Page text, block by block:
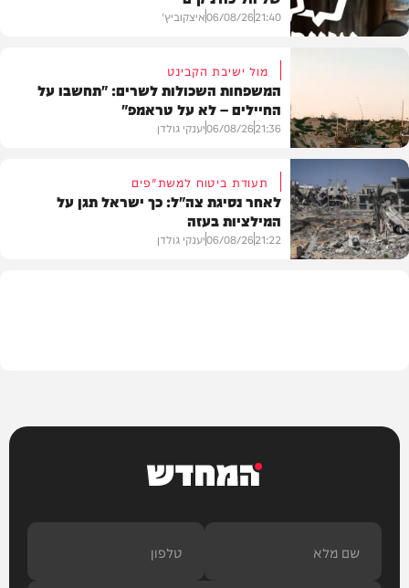
חדשות
21:40
06/08/26איצקוביץ'
צבא וביטחון
מול ישיבת הקבינט
המשפחות השכולות לשרים: "תחשבו על
החיילים – לא על טראמפ"
21:36
06/08/26יענקי גולדן
תעודת ביטוח למשת"פים
לאחר נסיגת צה"ל: כך ישראל תגן על
המילציות בעזה
21:22
06/08/26יענקי גולדן
המחדש